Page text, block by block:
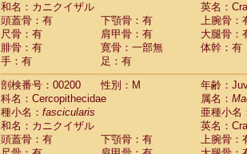
和名：カニクイザル
英名：
頭蓋骨：有
下顎骨：有
上腕骨：
尺骨：有
肩甲骨：有
大腿骨：
腓骨：有
寛骨：一部無
体幹：有
手：有
足：有
剖検番号：00200
性別：M
年齢：
科名：Cercopithecidae
属名：
種小名： fascicularis
亜種小名
和名：カニクイザル
英名：
頭蓋骨：有
下顎骨：有
上腕骨：